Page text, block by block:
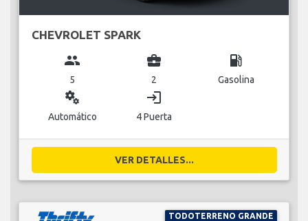
CHEVROLET SPARK
group
5
business_center
2
local_gas_station
Gasolina
miscellaneous_services
Automático
login
4 Puerta
VER DETALLES...
TODOTERRENO GRANDE